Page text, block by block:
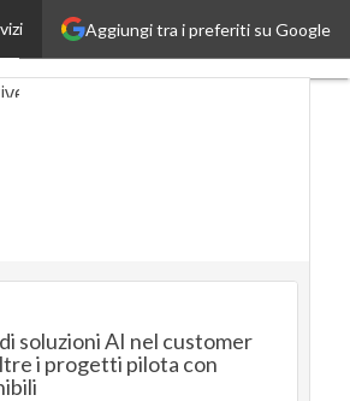
Aggiungi tra i preferiti su Google
soluzioni AI nel customer
i progetti pilota con